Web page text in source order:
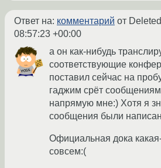
Ответ на: комментарий от Deleted
08:57:23 +00:00
а он как-нибудь
соответствующие
поставил сейчас на
гаджим срёт
напрямую мне:) Хотя я
сообщения были
Официальная дока
совсем:(